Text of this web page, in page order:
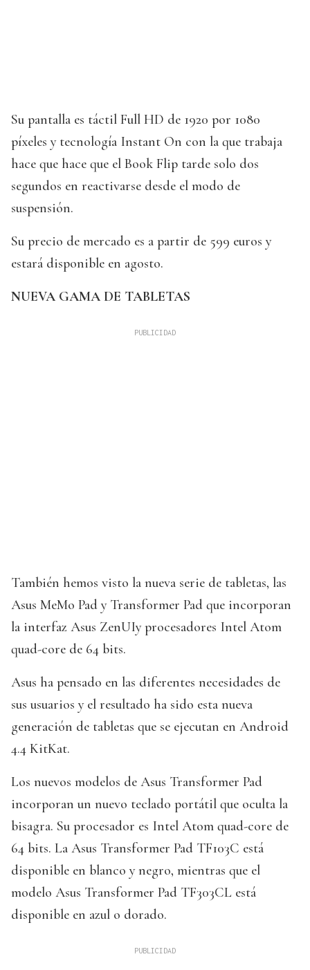
Su pantalla es táctil Full HD de 1920 por 1080
píxeles y tecnología Instant On con la que trabaja
hace que hace que el Book Flip tarde solo dos
segundos en reactivarse desde el modo de
suspensión.
Su precio de mercado es a partir de 599 euros y
estará disponible en agosto.
NUEVA GAMA DE TABLETAS
También hemos visto la nueva serie de tabletas, las
Asus MeMo Pad y Transformer Pad que incorporan
la interfaz Asus ZenUIy procesadores Intel Atom
quad-core de 64 bits.
Asus ha pensado en las diferentes necesidades de
sus usuarios y el resultado ha sido esta nueva
generación de tabletas que se ejecutan en Android
4.4 KitKat.
Los nuevos modelos de Asus Transformer Pad
incorporan un nuevo teclado portátil que oculta la
bisagra. Su procesador es Intel Atom quad-core de
64 bits. La Asus Transformer Pad TF103C está
disponible en blanco y negro, mientras que el
modelo Asus Transformer Pad TF303CL está
disponible en azul o dorado.